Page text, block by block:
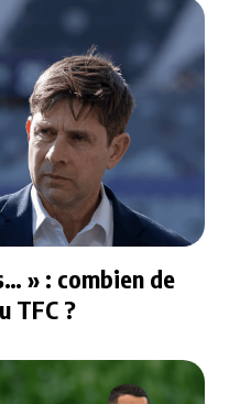
» : combien de
TFC ?